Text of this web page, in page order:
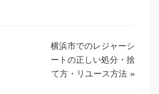
横浜市でのレジャーシ
ートの正しい処分・捨
て方・リユース方法 »